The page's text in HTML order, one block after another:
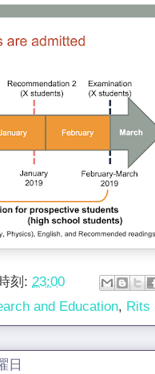
刻: 23:00
and Education, Rits
日